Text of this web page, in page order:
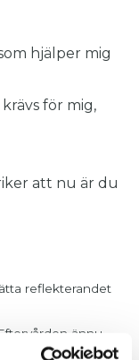
hjälper mig
för mig,
att nu är du
reflekterandet
ännu
här tänker jag: